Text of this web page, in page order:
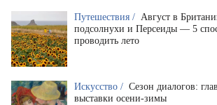
Путешествия / Август в
подсолнухи и Персеиды — 5
проводить лето
Искусство / Сезон диалогов:
выставки осени-зимы